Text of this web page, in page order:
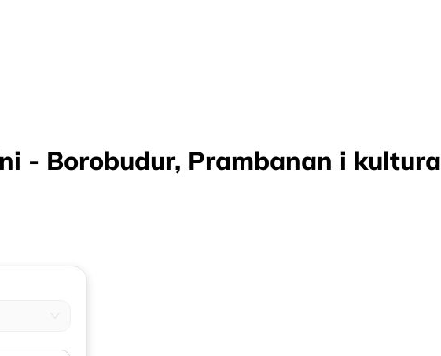
- Borobudur, Prambanan i kultura